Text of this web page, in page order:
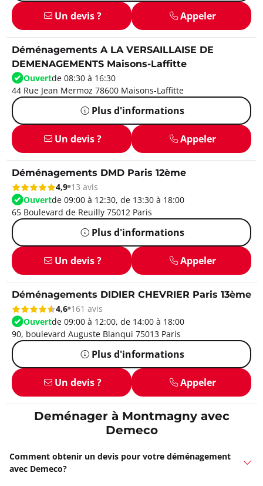
Un devis ? Appeler
Déménagements A LA VERSAILLAISE DE
DEMENAGEMENTS Maisons-Laffitte
Ouvertde 08:30 à 16:30
44 Rue Jean Mermoz 78600 Maisons-Laffitte
Plus d'informations
Un devis ? Appeler
Déménagements DMD Paris 12ème
4,9 13 avis
Ouvertde 09:00 à 12:30, de 13:30 à 18:00
65 Boulevard de Reuilly 75012 Paris
Plus d'informations
Un devis ? Appeler
Déménagements DIDIER CHEVRIER Paris 13ème
4,6 161 avis
Ouvertde 09:00 à 12:00, de 14:00 à 18:00
90, boulevard Auguste Blanqui 75013 Paris
Plus d'informations
Un devis ? Appeler
Deménager à Montmagny avec
Demeco
Comment obtenir un devis pour votre déménagement
avec Demeco?